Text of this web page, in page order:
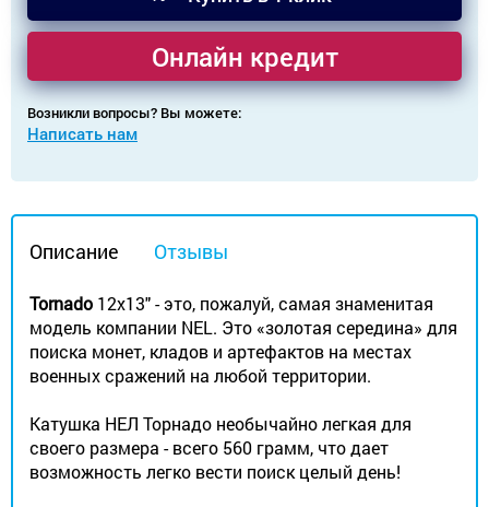
Онлайн кредит
Возникли вопросы? Вы можете:
Написать нам
Описание Отзывы
Tornado 12х13" - это, пожалуй, самая знаменитая
модель компании NEL. Это «золотая середина» для
поиска монет, кладов и артефактов на местах
военных сражений на любой территории.
Катушка НЕЛ Торнадо необычайно легкая для
своего размера - всего 560 грамм, что дает
возможность легко вести поиск целый день!